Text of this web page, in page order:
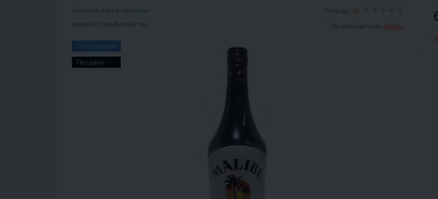
Наличие: Нет в наличии
Модель: Карибский Ром
Отзывы: (0)
Производитель: Malibu
Популярный
Продано